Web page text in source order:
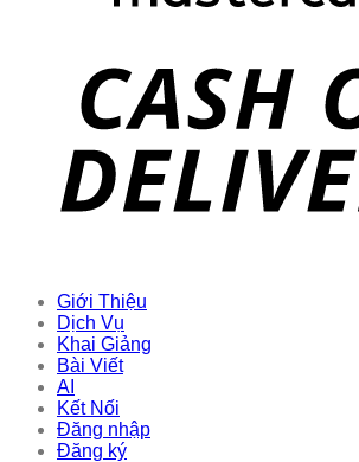
Giới Thiệu
Dịch Vụ
Khai Giảng
Bài Viết
AI
Kết Nối
Đăng nhập
Đăng ký